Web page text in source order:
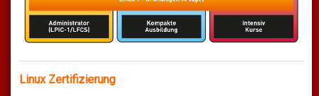
Linux Zertifizierung